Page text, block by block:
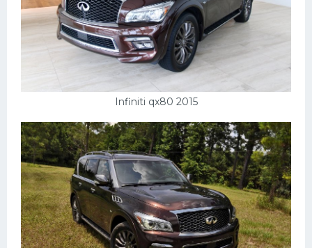
Infiniti qx80 2015
ЛУАЗ
Подводные лодки
Митсубиси
Киа
Танки
Крайслер